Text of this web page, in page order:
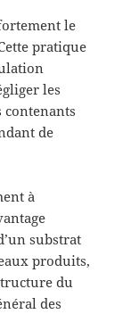
le
pratique
les
contenants
de
à
substrat
produits,
du
des